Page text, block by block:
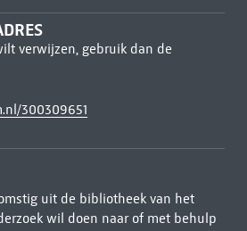
verwijzen, gebruik dan de
300309651
uit de bibliotheek van het
wil doen naar of met behulp